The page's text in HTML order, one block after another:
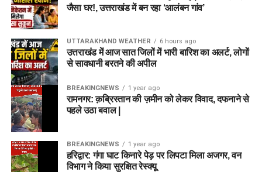
जैसा घर!, उत्तराखंड में बन रहा ‘आलंबन गांव’
UTTARAKHAND WEATHER 6 hours ago
उत्तराखंड में आज सात जिलों में भारी बारिश का अलर्ट, लोगों
से सावधानी बरतने की अपील
BREAKINGNEWS 1 year ago
रामनगर: क़ब्रिस्तान की ज़मीन को लेकर विवाद, दफनाने से
पहले उठा बवाल |
BREAKINGNEWS 1 year ago
हरिद्वार: गंगा घाट किनारे पेड़ पर लिपटा मिला अजगर, वन
विभाग ने किया सुरक्षित रेस्क्यू